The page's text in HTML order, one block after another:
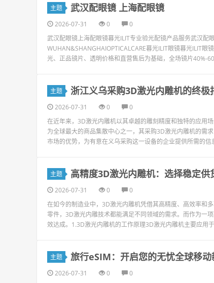
主题 武汉配眼镜 上海配眼镜
2026-07-31 0
0
武汉配眼镜上海配眼镜暮光ILIT专业验光配镜产品服务武汉
WUHAN&SHANGHAIOPTICALCARE暮光ILIT眼镜暮光ILIT
光、正品镜片、透明价格和直营售后为基础，全场镜片40%-
主题 浙江义乌采购3D激光内雕机的终极
2026-07-31 0
0
在近年来，3D激光内雕机以其卓越的雕刻精度和独特的应
为全球最大的商品集散中心之一，其采购3D激光内雕机的需
市场的优势，为有意在义乌采购这一设备的企业提供所需的
主题 高精度3D激光内雕机：选择稳定供
2026-07-31 0
0
在如今的制造业中，3D激光内雕机凭借其高精度、高效率和
零件，3D激光内雕技术都能满足不同领域的需求。而作为一
效达成。1.3D激光内雕机的工作原理3D激光内雕机主要应用
主题 旅行eSIM：开启您的无忧全球移动
2026-07-31 0 0